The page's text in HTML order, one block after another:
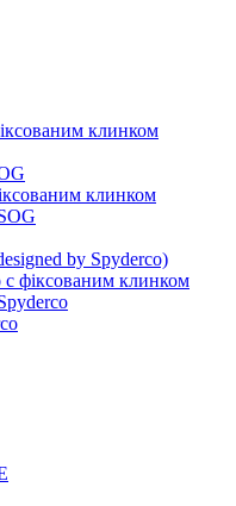
клинком
клинком
by Spyderco)
фіксованим клинком